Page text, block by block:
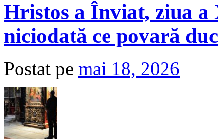
Hristos a Înviat, ziua
niciodată ce povară
Postat pe mai 18, 2026